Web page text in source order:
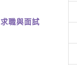
求職與面試